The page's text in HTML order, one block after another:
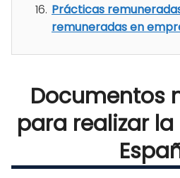
Prácticas
remuneradas en
Documentos
para realizar